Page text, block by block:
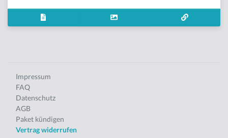
Impressum
FAQ
Datenschutz
AGB
Paket kündigen
Vertrag widerrufen